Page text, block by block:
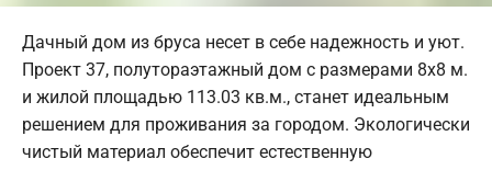
Дачный дом из бруса несет в себе надежность и уют.
Проект 37, полутораэтажный дом с размерами 8х8 м.
и жилой площадью 113.03 кв.м., станет идеальным
решением для проживания за городом. Экологически
чистый материал обеспечит естественную